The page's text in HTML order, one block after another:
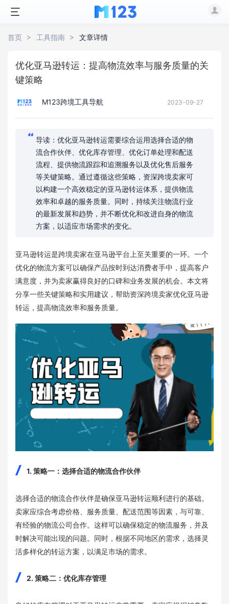
首页 工具指南 文章详情
优化亚马逊转运：提高物流效率与服务质量的关
键策略
M123跨境工具导航 2023-09-27
导读：优化亚马逊转运需要综合运用选择合适的物
流合作伙伴、优化库存管理、优化订单处理和配送
流程、提供物流跟踪和追溯服务以及优化售后服务
等关键策略。通过遵循这些策略，资深跨境卖家可
以构建一个高效稳定的亚马逊转运体系，提供物流
效率和卓越的服务质量。同时，持续关注物流行业
的最新发展和趋势，并不断优化和改进自身的物流
方案，以适应市场需求的变化。
亚马逊转运是跨境卖家在亚马逊平台上至关重要的一环。一个
优化的物流方案可以确保产品按时到达消费者手中，提高客户
满意度，并为卖家赢得良好的口碑和业务发展的机会。本文将
分享一些关键策略和实用建议，帮助资深跨境卖家优化亚马逊
转运，提高物流效率和服务质量。
1. 策略一：选择合适的物流合作伙伴
选择合适的物流合作伙伴是确保亚马逊转运顺利进行的基础。
卖家应综合考虑价格、服务质量、配送范围等因素，与可靠、
有经验的物流公司合作。这样可以确保稳定的物流服务，并及
时解决可能出现的问题。同时，根据不同地区的需求，选择灵
活多样化的转运方案，以满足市场的需求。
2. 策略二：优化库存管理